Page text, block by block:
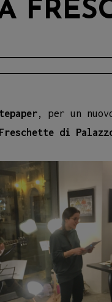
, per un
di